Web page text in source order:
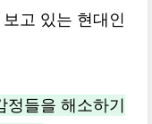
고 있는 현대인
들을 해소하기